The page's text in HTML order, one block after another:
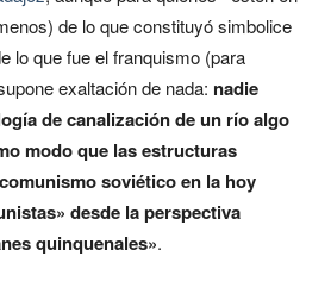
de lo que constituyó simbolice
lo que fue el franquismo (para
exaltación de nada: nadie
de canalización de un río algo
modo que las estructuras
soviético en la hoy
desde la perspectiva
quinquenales».